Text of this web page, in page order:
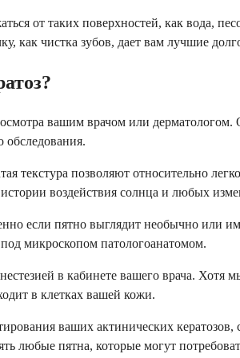
от таких поверхностей, как вода,
чистка зубов, дает вам лучшие
вашим врачом или
обследования.
текстура позволяют относительно
воздействия солнца и любых
если пятно выглядит необычно или
микроскопом патологоанатомом.
в кабинете вашего врача.
в клетках вашей кожи.
ваших актинических
любые пятна, которые могут